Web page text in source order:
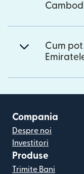
Cum
Compania
Despre noi
Investitori
Produse
Trimite Bani